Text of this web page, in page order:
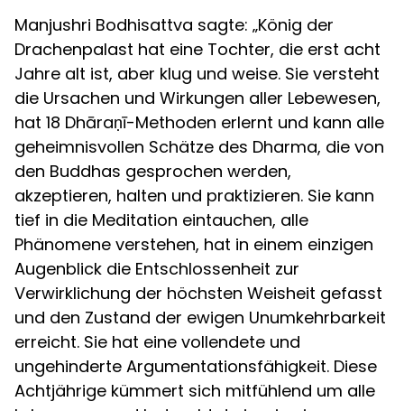
Manjushri Bodhisattva sagte: „König der
Drachenpalast hat eine Tochter, die erst acht
Jahre alt ist, aber klug und weise. Sie versteht
die Ursachen und Wirkungen aller Lebewesen,
hat 18 Dhāraṇī-Methoden erlernt und kann alle
geheimnisvollen Schätze des Dharma, die von
den Buddhas gesprochen werden,
akzeptieren, halten und praktizieren. Sie kann
tief in die Meditation eintauchen, alle
Phänomene verstehen, hat in einem einzigen
Augenblick die Entschlossenheit zur
Verwirklichung der höchsten Weisheit gefasst
und den Zustand der ewigen Unumkehrbarkeit
erreicht. Sie hat eine vollendete und
ungehinderte Argumentationsfähigkeit. Diese
Achtjährige kümmert sich mitfühlend um alle